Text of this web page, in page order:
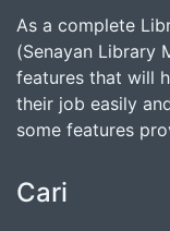
As a complete
(Senayan Library
features that will
their job easily
some features
Cari